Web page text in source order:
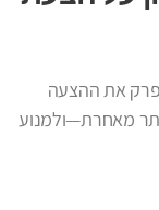
את ההצעה
מאחרת—ולמנוע